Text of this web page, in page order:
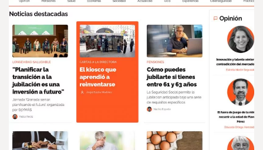
PROGRAMA DE ACTIVIDADES
GRATUITAS MAYORES
MOSTOLES